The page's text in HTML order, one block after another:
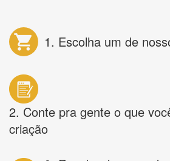
1. Escolha um de
2. Conte pra gente o que
criação